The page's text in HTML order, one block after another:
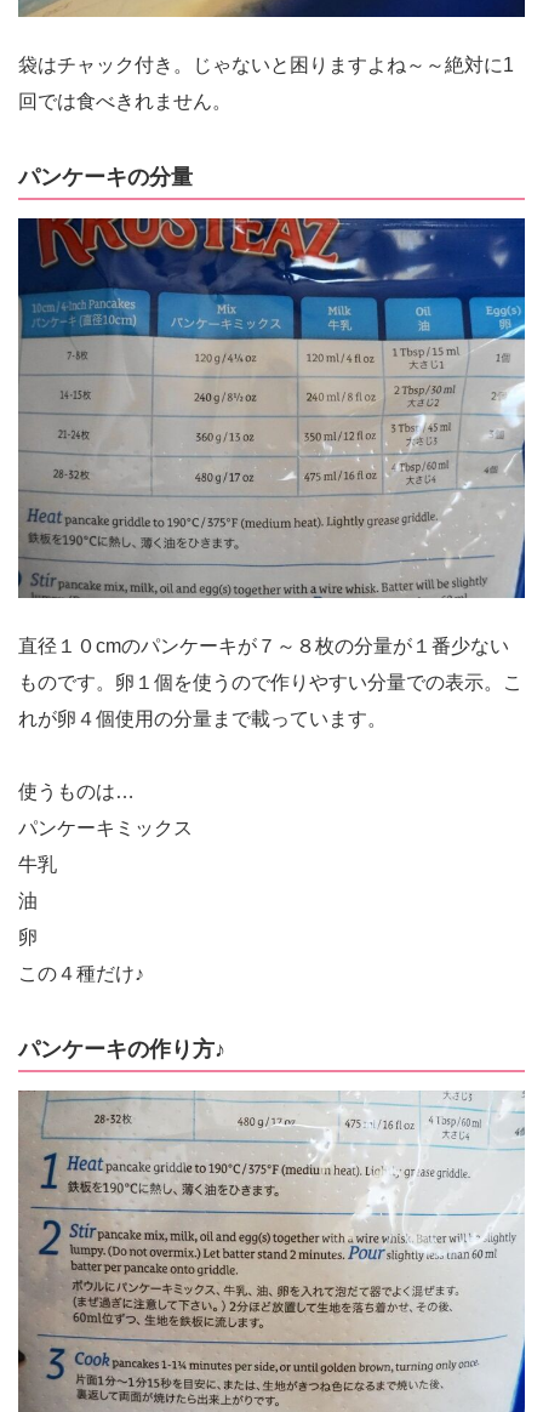
袋はチャック付き。じゃないと困りますよね～～絶対に1
回では食べきれません。
パンケーキの分量
直径１０cmのパンケーキが７～８枚の分量が１番少ない
ものです。卵１個を使うので作りやすい分量での表示。こ
れが卵４個使用の分量まで載っています。
使うものは…
パンケーキミックス
牛乳
油
卵
この４種だけ♪
パンケーキの作り方♪